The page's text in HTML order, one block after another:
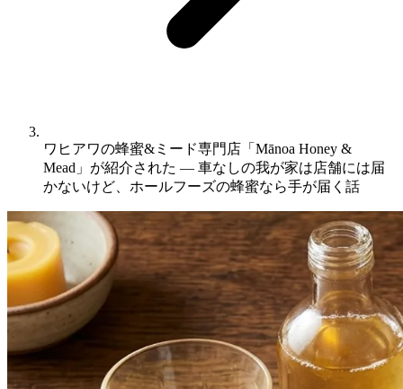
ワヒアワの蜂蜜&ミード専門店「Mānoa Honey &
Mead」が紹介された ― 車なしの我が家は店舗には届
かないけど、ホールフーズの蜂蜜なら手が届く話